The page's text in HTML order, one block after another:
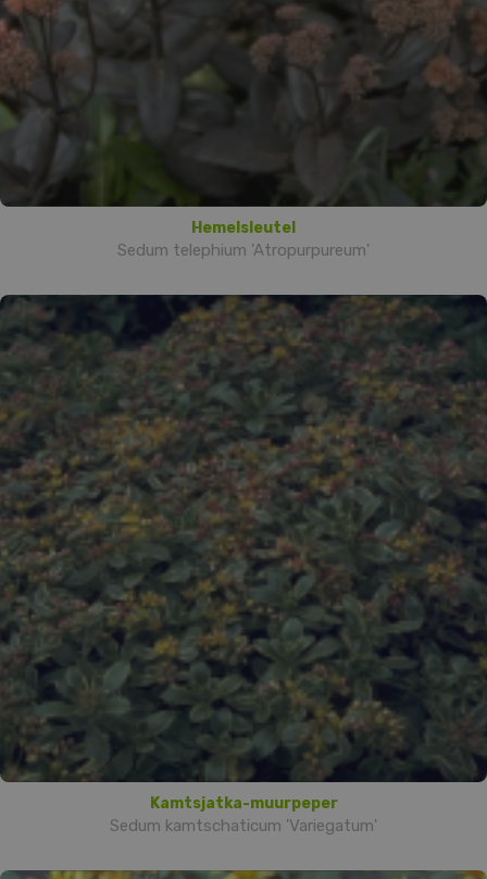
Hemelsleutel
Sedum telephium 'Atropurpureum'
Kamtsjatka-muurpeper
Sedum kamtschaticum 'Variegatum'